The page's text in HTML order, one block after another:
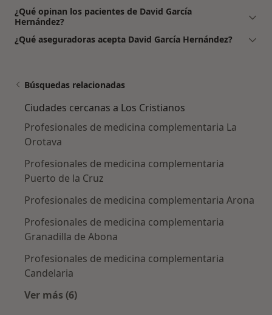
¿Qué opinan los pacientes de David García
Hernández?
¿Qué aseguradoras acepta David García Hernández?
Búsquedas relacionadas
Ciudades cercanas a Los Cristianos
Profesionales de medicina complementaria La
Orotava
Profesionales de medicina complementaria
Puerto de la Cruz
Profesionales de medicina complementaria Arona
Profesionales de medicina complementaria
Granadilla de Abona
Profesionales de medicina complementaria
Candelaria
Ver más (6)